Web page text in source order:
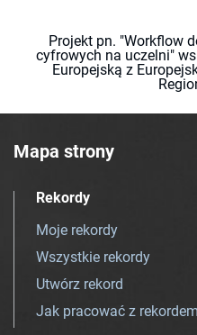
Projekt pn. "Workflow
cyfrowych na uczelni"
Europejską z
Mapa strony
Rekordy
Moje rekordy
Wszystkie rekordy
Utwórz rekord
Jak pracować z rekordem